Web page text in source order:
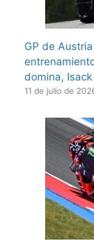
GP de
domina,
11 de julio de